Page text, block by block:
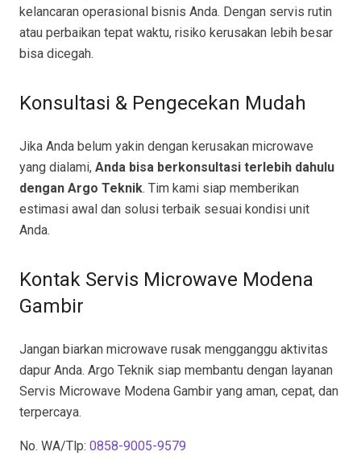
kelancaran operasional bisnis Anda. Dengan servis rutin
atau perbaikan tepat waktu, risiko kerusakan lebih besar
bisa dicegah.
Konsultasi & Pengecekan Mudah
Jika Anda belum yakin dengan kerusakan microwave
yang dialami, Anda bisa berkonsultasi terlebih dahulu
dengan Argo Teknik. Tim kami siap memberikan
estimasi awal dan solusi terbaik sesuai kondisi unit
Anda.
Kontak Servis Microwave Modena
Gambir
Jangan biarkan microwave rusak mengganggu aktivitas
dapur Anda. Argo Teknik siap membantu dengan layanan
Servis Microwave Modena Gambir yang aman, cepat, dan
terpercaya.
No. WA/Tlp: 0858-9005-9579